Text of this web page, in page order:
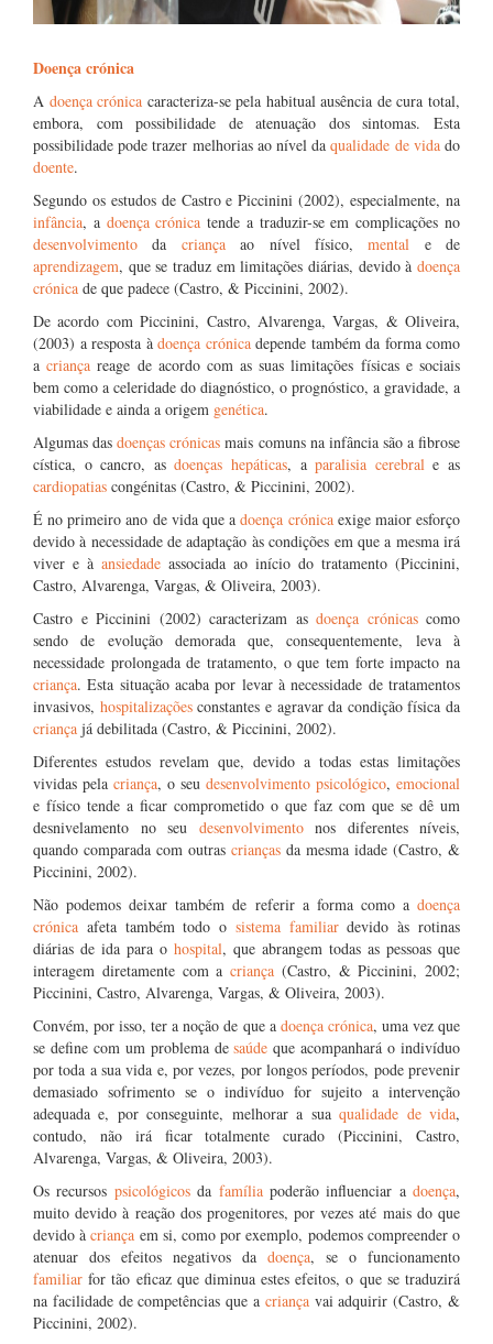
Doença crónica
A doença crónica caracteriza-se pela habitual ausência de cura total,
embora, com possibilidade de atenuação dos sintomas. Esta
possibilidade pode trazer melhorias ao nível daqualidade de vidado
doente.
Segundo os estudos de Castro e Piccinini (2002), especialmente, na
infância, a doença crónica tende a traduzir-se em complicações no
desenvolvimento da criançaao nível físico,mental e de
aprendizagem, que se traduz em limitações diárias, devido à doença
crónica de que padece (Castro, & Piccinini, 2002).
De acordo com Piccinini, Castro, Alvarenga, Vargas, & Oliveira,
(2003) a resposta à doença crónicadepende também da forma como
acriança reage de acordo com as suas limitações físicas e sociais
bem como a celeridade do diagnóstico, o prognóstico, a gravidade, a
viabilidade e ainda a origem genética.
Algumas dasdoenças crónicas mais comuns na infância são a fibrose
cística, o cancro, asdoenças hepáticas, aparalisia cerebrale as
cardiopatias congénitas (Castro, & Piccinini, 2002).
É no primeiro ano de vida que adoença crónicaexige maior esforço
devido à necessidade de adaptação às condições em que a mesma irá
viver e à ansiedade associada ao início do tratamento (Piccinini,
Castro, Alvarenga, Vargas, & Oliveira, 2003).
Castro e Piccinini (2002) caracterizam as doença crónicascomo
sendo de evolução demorada que, consequentemente, leva à
necessidade prolongada de tratamento, o que tem forte impacto na
criança. Esta situação acaba por levar à necessidade de tratamentos
invasivos, hospitalizaçõesconstantes e agravar da condição física da
criança já debilitada (Castro, & Piccinini, 2002).
Diferentes estudos revelam que, devido a todas estas limitações
vividas pela criança, o seu desenvolvimento psicológico, emocional
e físico tende a ficar comprometido o que faz com que se dê um
desnivelamento no seu desenvolvimentonos diferentes níveis,
quando comparada com outras crianças da mesma idade (Castro, &
Piccinini, 2002).
Não podemos deixar também de referir a forma como a doença
crónica afeta também todo o sistema familiardevido às rotinas
diárias de ida para o hospital, que abrangem todas as pessoas que
interagem diretamente com a criança (Castro, & Piccinini, 2002;
Piccinini, Castro, Alvarenga, Vargas, & Oliveira, 2003).
Convém, por isso, ter a noção de que a doença crónica, uma vez que
se define com um problema desaúde que acompanhará o indivíduo
por toda a sua vida e, por vezes, por longos períodos, pode prevenir
demasiado sofrimento se o indivíduo for sujeito a intervenção
adequada e, por conseguinte, melhorar a suaqualidade de vida,
contudo, não irá ficar totalmente curado (Piccinini, Castro,
Alvarenga, Vargas, & Oliveira, 2003).
Os recursos psicológicosda famíliapoderão influenciar a doença,
muito devido à reação dos progenitores, por vezes até mais do que
devido àcriança em si, como por exemplo, podemos compreender o
atenuar dos efeitos negativos da doença, se o funcionamento
familiar for tão eficaz que diminua estes efeitos, o que se traduzirá
na facilidade de competências que a criançavai adquirir (Castro, &
Piccinini, 2002).